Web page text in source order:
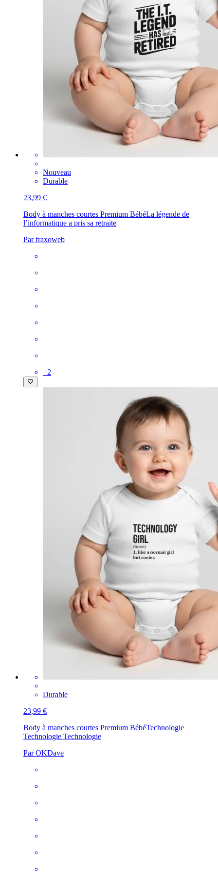
Nouveau
Durable
23,99 €
Body à manches courtes Premium BébéLa légende de
l’informatique a pris sa retraite
Par fraxoweb
+2
Durable
23,99 €
Body à manches courtes Premium BébéTechnologie
Technologie Technologie
Par OKDave